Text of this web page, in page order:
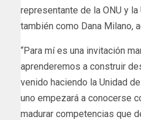
representante de la ONU y la
también como Dana Milano,
“Para mí es una invitación
aprenderemos a construir
venido haciendo la Unidad
uno empezará a conocerse
madurar competencias que